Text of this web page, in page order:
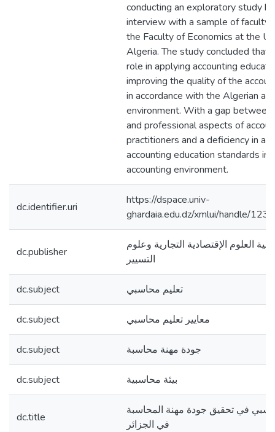
conducting an exploratory study
interview with a sample of faculty
the Faculty of Economics at the
Algeria. The study concluded that
role in applying accounting
improving the quality of the
in accordance with the Algerian
environment. With a gap between
and professional aspects of
practitioners and a deficiency in
accounting education standards in
accounting environment.
dc.identifier.uri
https://dspace.univ-
ghardaia.edu.dz/xmlui/handle/
dc.publisher
العلوم الإقتصادية التجارية وعلوم
التسيير
dc.subject تعليم محاسبي
dc.subject معايير تعليم محاسبي
dc.subject جودة مهنة محاسبة
dc.subject بيئة محاسبية
dc.title
في تحقيق جودة مهنة المحاسبة
في الجزائر